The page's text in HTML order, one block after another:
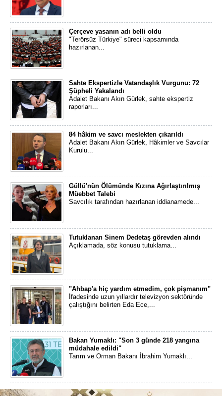
Çerçeve yasanın adı belli oldu
"Terörsüz Türkiye" süreci kapsamında
hazırlanan...
Sahte Ekspertizle Vatandaşlık Vurgunu: 72
Şüpheli Yakalandı
Adalet Bakanı Akın Gürlek, sahte ekspertiz
raporları...
84 hâkim ve savcı meslekten çıkarıldı
Adalet Bakanı Akın Gürlek, Hâkimler ve Savcılar
Kurulu...
Güllü'nün Ölümünde Kızına Ağırlaştırılmış
Müebbet Talebi
Savcılık tarafından hazırlanan iddianamede...
Tutuklanan Sinem Dedetaş görevden alındı
Açıklamada, söz konusu tutuklama...
"Ahbap'a hiç yardım etmedim, çok pişmanım"
İfadesinde uzun yıllardır televizyon sektöründe
çalıştığını belirten Eda Ece,...
Bakan Yumaklı: "Son 3 günde 218 yangına
müdahale edildi"
Tarım ve Orman Bakanı İbrahim Yumaklı...